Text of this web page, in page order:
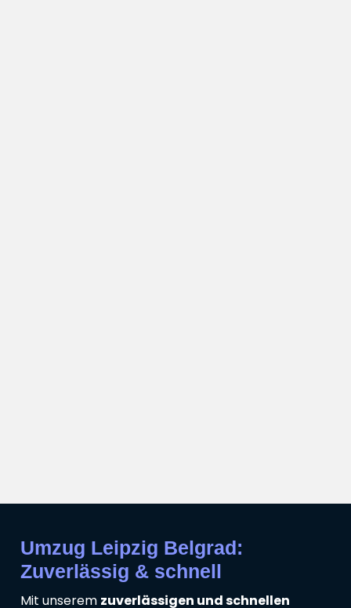
Umzug Leipzig Belgrad:
Zuverlässig & schnell
Mit unserem zuverlässigen und schnellen